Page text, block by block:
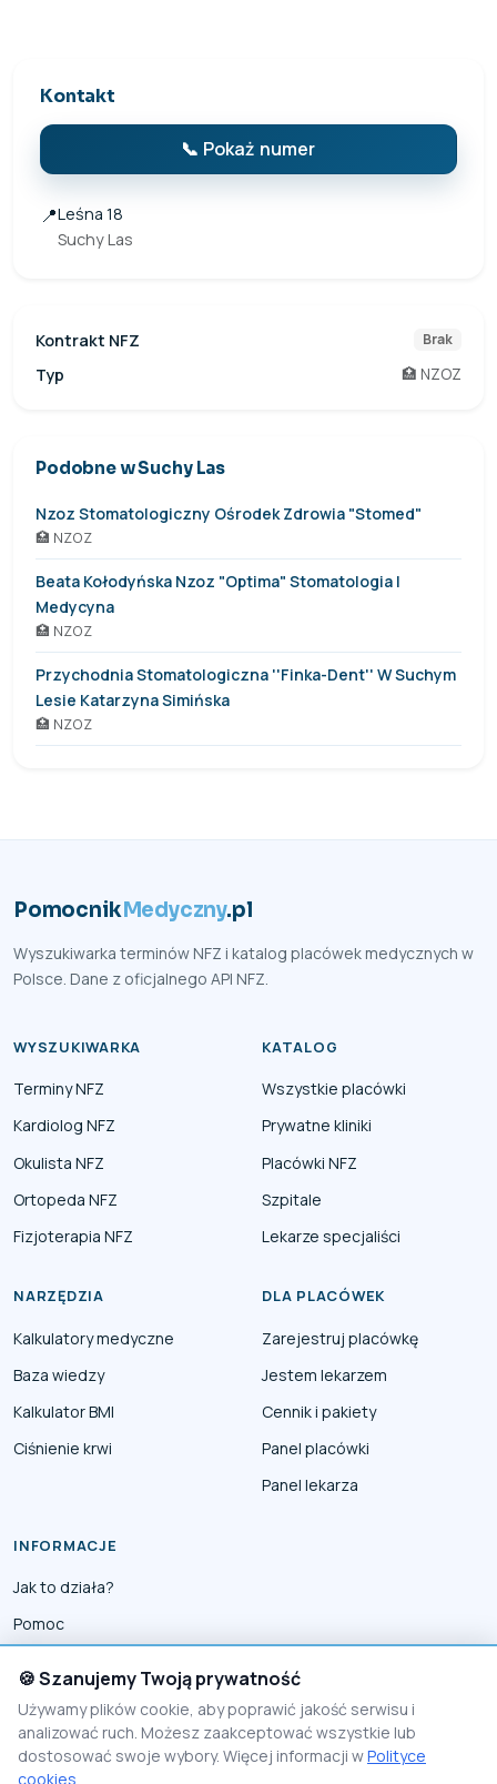
Kontakt
📞 Pokaż numer
📍Leśna 18
Suchy Las
Kontrakt NFZ Brak
Typ 🏥 NZOZ
Podobne w Suchy Las
Nzoz Stomatologiczny Ośrodek Zdrowia "Stomed"
🏥 NZOZ
Beata Kołodyńska Nzoz "Optima" Stomatologia I
Medycyna
🏥 NZOZ
Przychodnia Stomatologiczna ''Finka-Dent'' W Suchym
Lesie Katarzyna Simińska
🏥 NZOZ
PomocnikMedyczny.pl
Wyszukiwarka terminów NFZ i katalog placówek medycznych w
Polsce. Dane z oficjalnego API NFZ.
WYSZUKIWARKA
Terminy NFZ
Kardiolog NFZ
Okulista NFZ
Ortopeda NFZ
Fizjoterapia NFZ
KATALOG
Wszystkie placówki
Prywatne kliniki
Placówki NFZ
Szpitale
Lekarze specjaliści
NARZĘDZIA
Kalkulatory medyczne
Baza wiedzy
Kalkulator BMI
Ciśnienie krwi
DLA PLACÓWEK
Zarejestruj placówkę
Jestem lekarzem
Cennik i pakiety
Panel placówki
Panel lekarza
INFORMACJE
Jak to działa?
Pomoc
Polityka prywatności
Polityka Cookies
🍪 Szanujemy Twoją prywatność
Używamy plików cookie, aby poprawić jakość serwisu i
analizować ruch. Możesz zaakceptować wszystkie lub
dostosować swoje wybory. Więcej informacji wPolityce
cookies